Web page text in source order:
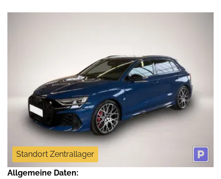
Standort Zentrallager
Allgemeine Daten: